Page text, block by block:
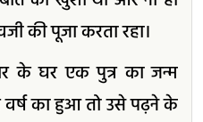
की पूजा करता रहा।
के घर एक पुत्र का जन्म
का हुआ तो उसे पढ़ने के